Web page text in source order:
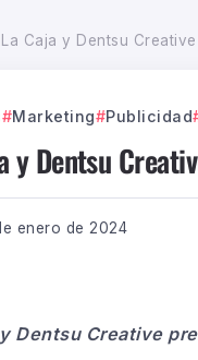
La Caja y Dentsu
Marketing Publicidad
y Dentsu
enero de 2024
Dentsu Creative